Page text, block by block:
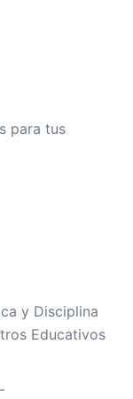
para tus
y Disciplina
Educativos